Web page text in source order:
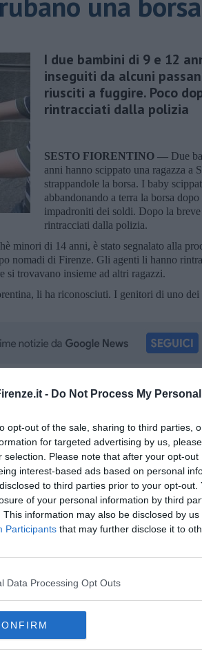
- Do Not Process My
opt-out of the sale, sharing to third parties,
for targeted advertising by us,
selection. Please note that after your opt-
interest-based ads based on personal
to third parties prior to your opt-
of your personal information by third
This information may also be disclosed by
Participants that may further disclose it to
Data Processing Opt Outs
I due bambini di 9 e 12
inseguiti da alcuni
riusciti a fuggire. Poco
rintracciati dalla polizia
SESTO FIORENTINO — Due
anni hanno scippato una ragazza a
strappandole la borsa. I baby
abbandonando a terra la borsa dopo
impadroniti dei soldi. Dopo la breve
rintracciati dalla polizia.
minori di 14 anni, è stato segnalato alla
nomadi di Firenze. Gli agenti li hanno
si trovavano insieme ad altri ragazzi.
li ha riconosciuti. I genitori di uno
iscriviti allaNewsletter QUInews -
nella tua casella di posta.
marito